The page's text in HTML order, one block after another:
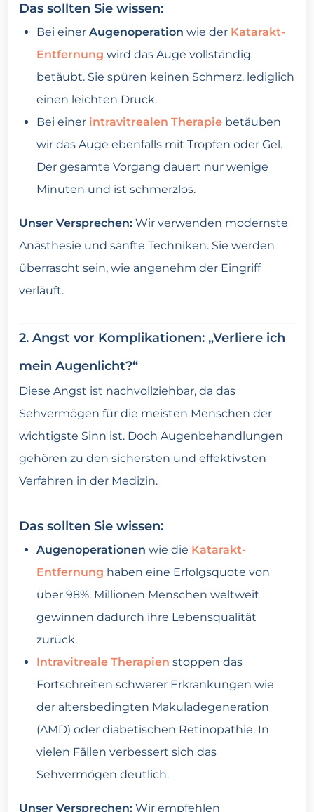
Das sollten Sie wissen:
Bei einer Augenoperation wie der Katarakt-
Entfernung wird das Auge vollständig
betäubt. Sie spüren keinen Schmerz, lediglich
einen leichten Druck.
Bei einer intravitrealen Therapie betäuben
wir das Auge ebenfalls mit Tropfen oder Gel.
Der gesamte Vorgang dauert nur wenige
Minuten und ist schmerzlos.
Unser Versprechen: Wir verwenden modernste
Anästhesie und sanfte Techniken. Sie werden
überrascht sein, wie angenehm der Eingriff
verläuft.
2. Angst vor Komplikationen: „Verliere ich
mein Augenlicht?“
Diese Angst ist nachvollziehbar, da das
Sehvermögen für die meisten Menschen der
wichtigste Sinn ist. Doch Augenbehandlungen
gehören zu den sichersten und effektivsten
Verfahren in der Medizin.
Das sollten Sie wissen:
Augenoperationen wie die Katarakt-
Entfernung haben eine Erfolgsquote von
über 98%. Millionen Menschen weltweit
gewinnen dadurch ihre Lebensqualität
zurück.
Intravitreale Therapien stoppen das
Fortschreiten schwerer Erkrankungen wie
der altersbedingten Makuladegeneration
(AMD) oder diabetischen Retinopathie. In
vielen Fällen verbessert sich das
Sehvermögen deutlich.
Unser Versprechen: Wir empfehlen